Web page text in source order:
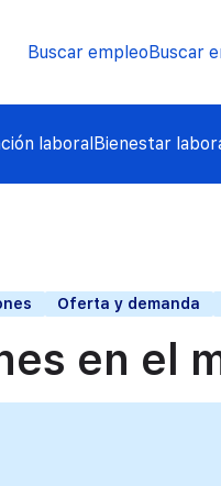
Buscar empleoBuscar
laboralBienestar
Oferta y demanda
en el